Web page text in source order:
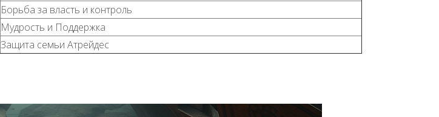
Борьба за власть и контроль
Мудрость и Поддержка
Защита семьи Атрейдес